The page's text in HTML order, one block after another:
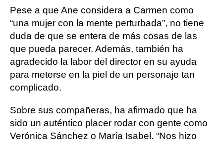
Pese a que Ane considera a Carmen como
“una mujer con la mente perturbada”, no tiene
duda de que se entera de más cosas de las
que pueda parecer. Además, también ha
agradecido la labor del director en su ayuda
para meterse en la piel de un personaje tan
complicado.
Sobre sus compañeras, ha afirmado que ha
sido un auténtico placer rodar con gente como
Verónica Sánchez o María Isabel. “Nos hizo